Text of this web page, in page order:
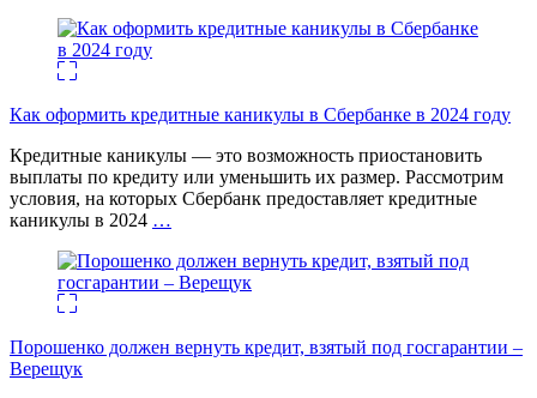
Как оформить кредитные каникулы в Сбербанке в 2024 году
Кредитные каникулы — это возможность приостановить
выплаты по кредиту или уменьшить их размер. Рассмотрим
условия, на которых Сбербанк предоставляет кредитные
каникулы в 2024 …
Порошенко должен вернуть кредит, взятый под госгарантии –
Верещук